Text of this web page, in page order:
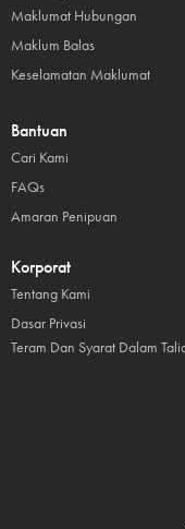
Maklumat Hubungan
Maklum Balas
Keselamatan Maklumat
Bantuan
Cari Kami
FAQs
Amaran Penipuan
Korporat
Tentang Kami
Dasar Privasi
Teram Dan Syarat Dalam